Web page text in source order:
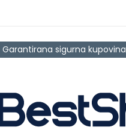
Garantirana sigurna kupovina